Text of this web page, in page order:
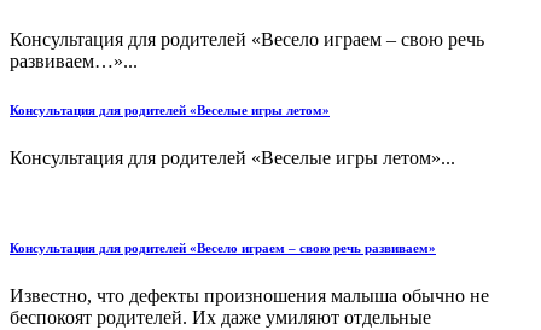
Консультация для родителей «Весело играем – свою речь
развиваем…»...
Консультация для родителей «Веселые игры летом»
Консультация для родителей «Веселые игры летом»...
Консультация для родителей «Весело играем – свою речь развиваем»
Известно, что дефекты произношения малыша обычно не
беспокоят родителей. Их даже умиляют отдельные